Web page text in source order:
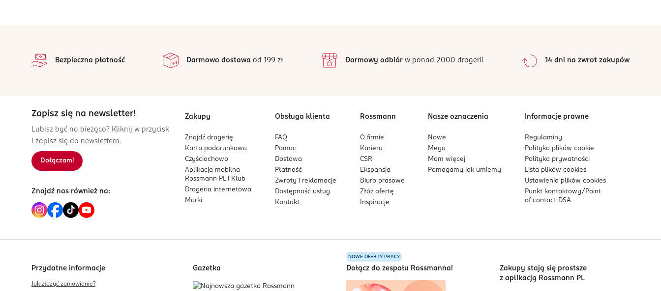
Bezpieczna płatność Darmowa dostawa od 199 zł Darmowy odbiórw ponad 2000 drogerii 14 dni na zwrot zakupów
Zapisz się na newsletter!
Lubisz być na bieżąco? Kliknij w przycisk
i zapisz się do newslettera.
Dołączam!
Znajdź nas również na:
Zakupy
Znajdź drogerię
Karta podarunkowa
Czyściochowo
Aplikacja mobilna
Rossmann PL i Klub
Drogeria internetowa
Marki
Obsługa klienta
FAQ
Pomoc
Dostawa
Płatność
Zwroty i reklamacje
Dostępność usług
Kontakt
Rossmann
O firmie
Kariera
CSR
Ekspansja
Biuro prasowe
Złóż ofertę
Inspiracje
Nasze oznaczenia
Nowe
Mega
Mam więcej
Pomagamy jak umiemy
Informacje prawne
Regulaminy
Polityka plikówcookie
Polityka prywatności
Lista plikówcookies
Ustawienia plikówcookies
Punkt kontaktowy/ Point
of contact DSA
Przydatne informacje
Jak złożyć zamówienie?
Gazetka
NOWE OFERTY PRACY
Dołącz do zespołu Rossmanna!
Zakupy stają się prostsze
z aplikacją Rossmann PL